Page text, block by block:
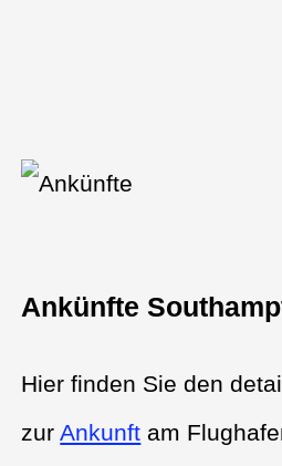
Ankünfte
Hier finden Sie den
zurAnkunft am